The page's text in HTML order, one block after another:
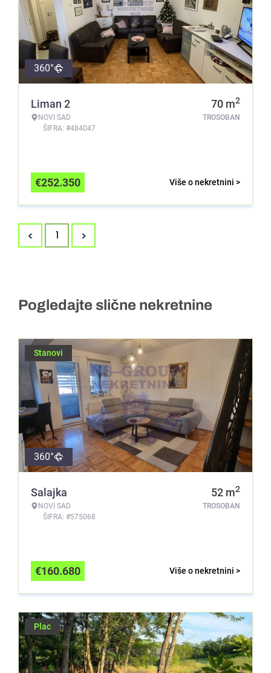
360°
Liman 2
NOVI SAD
ŠIFRA: #484047
70 m2
TROSOBAN
Više o nekretnini >
€252.350
< 1 >
Pogledajte slične nekretnine
Stanovi
360°
Salajka
NOVI SAD
ŠIFRA: #575068
52 m2
TROSOBAN
Više o nekretnini >
€160.680
Plac